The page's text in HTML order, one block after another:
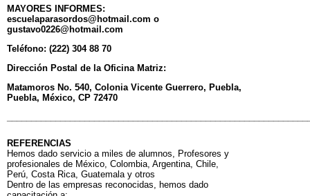
MAYORES INFORMES:
escuelaparasordos@hotmail.com o
gustavo0226@hotmail.com
Teléfono: (222) 304 88 70
Dirección Postal de la Oficina Matriz:
Matamoros No. 540, Colonia Vicente Guerrero, Puebla,
Puebla, México, CP 72470
REFERENCIAS
Hemos dado servicio a miles de alumnos, Profesores y
profesionales de México, Colombia, Argentina, Chile,
Perú, Costa Rica, Guatemala y otros
Dentro de las empresas reconocidas, hemos dado